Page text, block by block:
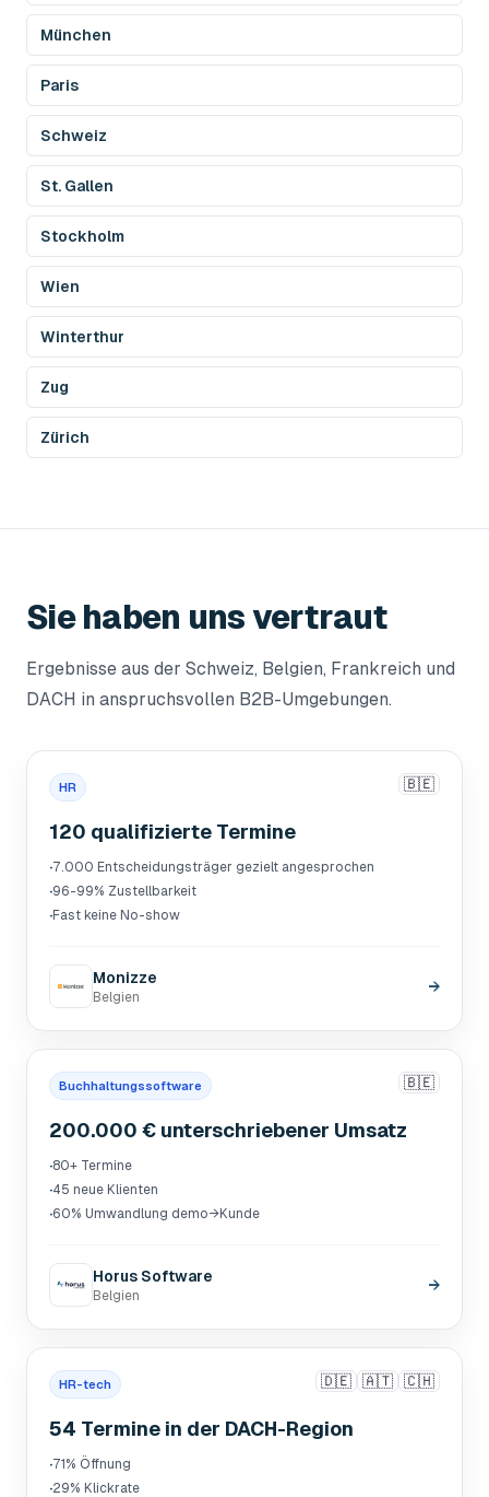
München
Paris
Schweiz
St. Gallen
Stockholm
Wien
Winterthur
Zug
Zürich
Sie haben uns vertraut
Ergebnisse aus der Schweiz, Belgien, Frankreich und
DACH in anspruchsvollen B2B-Umgebungen.
HR 🇧🇪
120 qualifizierte Termine
·7.000 Entscheidungsträger gezielt angesprochen
·96-99% Zustellbarkeit
·Fast keine No-show
Monizze
Belgien
→
Buchhaltungssoftware 🇧🇪
200.000 € unterschriebener Umsatz
·80+ Termine
·45 neue Klienten
·60% Umwandlung demo→Kunde
Horus Software
Belgien
→
HR-tech 🇩🇪 🇦🇹 🇨🇭
54 Termine in der DACH-Region
·71% Öffnung
·29% Klickrate